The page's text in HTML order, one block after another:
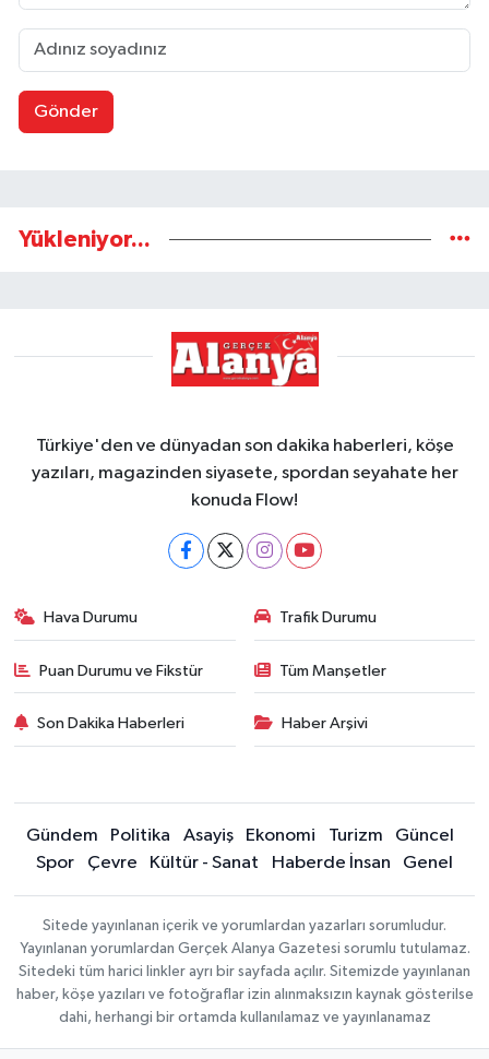
Gönder
Yükleniyor...
Türkiye'den ve dünyadan son dakika haberleri, köşe
yazıları, magazinden siyasete, spordan seyahate her
konuda Flow!
Hava Durumu Trafik Durumu
Puan Durumu ve Fikstür Tüm Manşetler
Son Dakika Haberleri Haber Arşivi
Gündem Politika Asayiş Ekonomi Turizm
Güncel
Spor
Çevre Kültür - Sanat Haberde İnsan Genel
Sitede yayınlanan içerik ve yorumlardan yazarları sorumludur.
Yayınlanan yorumlardan Gerçek Alanya Gazetesi sorumlu tutulamaz.
Sitedeki tüm harici linkler ayrı bir sayfada açılır. Sitemizde yayınlanan
haber, köşe yazıları ve fotoğraflar izin alınmaksızın kaynak gösterilse
dahi, herhangi bir ortamda kullanılamaz ve yayınlanamaz